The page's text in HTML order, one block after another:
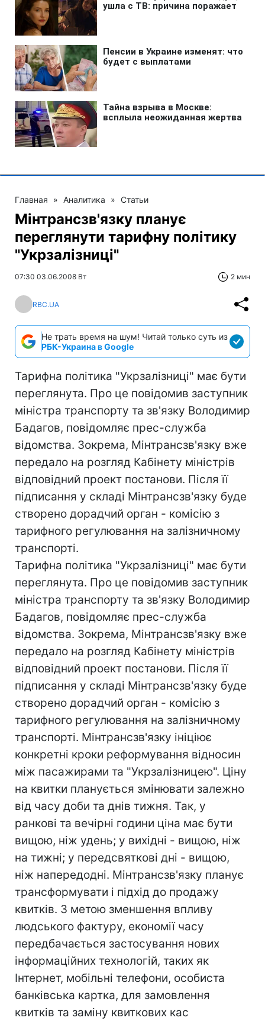
Главная » Аналитика » Статьи
Мінтрансзв'язку планує
переглянути тарифну політику
"Укрзалізниці"
07:30 03.06.2008 Вт 2 мин
RBC.UA
Не трать время на шум! Читай только суть из
РБК-Украина в Google
Тарифна політика "Укрзалізниці" має бути
переглянута. Про це повідомив заступник
міністра транспорту та зв'язку Володимир
Бадагов, повідомляє прес-служба
відомства. Зокрема, Мінтрансзв'язку вже
передало на розгляд Кабінету міністрів
відповідний проект постанови. Після її
підписання у складі Мінтрансзв'язку буде
створено дорадчий орган - комісію з
тарифного регулювання на залізничному
транспорті.
Тарифна політика "Укрзалізниці" має бути
переглянута. Про це повідомив заступник
міністра транспорту та зв'язку Володимир
Бадагов, повідомляє прес-служба
відомства. Зокрема, Мінтрансзв'язку вже
передало на розгляд Кабінету міністрів
відповідний проект постанови. Після її
підписання у складі Мінтрансзв'язку буде
створено дорадчий орган - комісію з
тарифного регулювання на залізничному
транспорті. Мінтрансзв'язку ініціює
конкретні кроки реформування відносин
між пасажирами та "Укрзалізницею". Ціну
на квитки планується змінювати залежно
від часу доби та днів тижня. Так, у
ранкові та вечірні години ціна має бути
вищою, ніж удень; у вихідні - вищою, ніж
на тижні; у передсвяткові дні - вищою,
ніж напередодні. Мінтрансзв'язку планує
трансформувати і підхід до продажу
квитків. З метою зменшення впливу
людського фактуру, економії часу
передбачається застосування нових
інформаційних технологій, таких як
Інтернет, мобільні телефони, особиста
банківська картка, для замовлення
квитків та заміну квиткових кас